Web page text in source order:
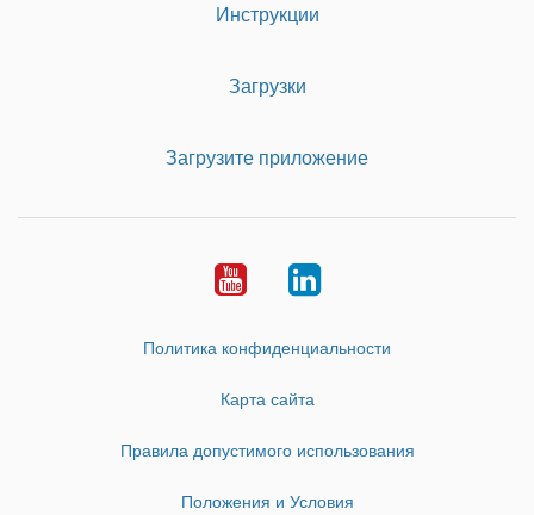
Инструкции
Загрузки
Загрузите приложение
YoutubeLinkedIn
Политика конфиденциальности
Карта сайта
Правила допустимого использования
Положения и Условия